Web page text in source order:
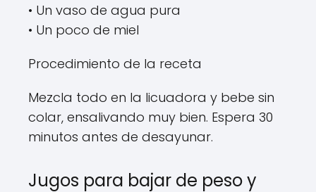
• Un vaso de agua pura
• Un poco de miel
Procedimiento de la receta
Mezcla todo en la licuadora y bebe sin
colar, ensalivando muy bien. Espera 30
minutos antes de desayunar.
Jugos para bajar de peso y